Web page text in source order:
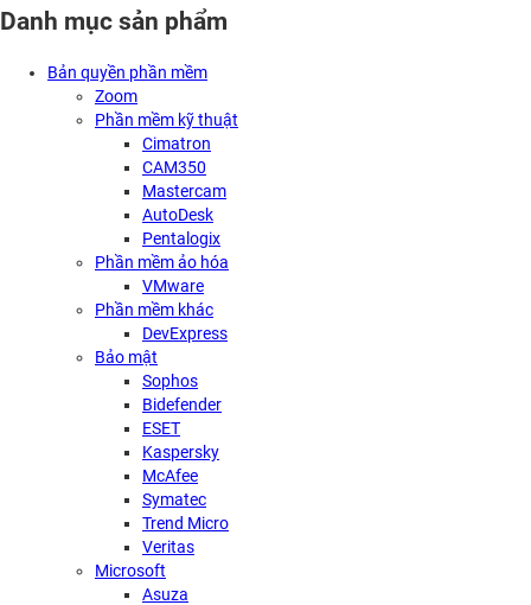
Danh mục sản phẩm
Bản quyền phần mềm
Zoom
Phần mềm kỹ thuật
Cimatron
CAM350
Mastercam
AutoDesk
Pentalogix
Phần mềm ảo hóa
VMware
Phần mềm khác
DevExpress
Bảo mật
Sophos
Bidefender
ESET
Kaspersky
McAfee
Symatec
Trend Micro
Veritas
Microsoft
Asuza